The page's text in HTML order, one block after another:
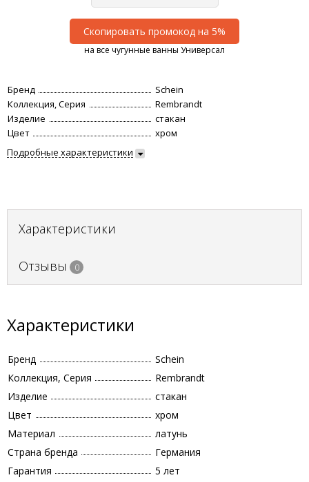
Скопировать промокод на 5%
на все чугунные ванны Универсал
Бренд
Schein
Коллекция, Серия
Rembrandt
Изделие
стакан
Цвет
хром
Подробные характеристики
Характеристики
Отзывы 0
Характеристики
Бренд
Schein
Коллекция, Серия
Rembrandt
Изделие
стакан
Цвет
хром
Материал
латунь
Страна бренда
Германия
Гарантия
5 лет